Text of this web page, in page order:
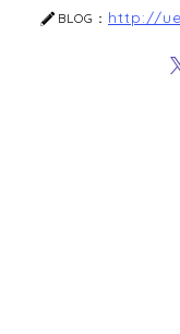
BLOG： http://